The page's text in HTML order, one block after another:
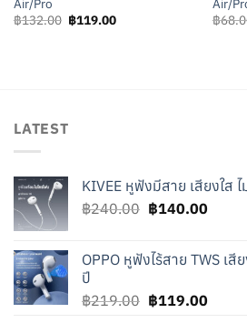
Air/Pro
฿132.00 Original
price
฿119.00Current
Air/
฿
LATEST
KIVEE หูฟังมีสาย เสียงใส
฿240.00 Original
฿240.00.
฿140.00Current
฿
OPPO หูฟังไร้สาย TWS เ
ปี
฿219.00 Original
฿119.00Current